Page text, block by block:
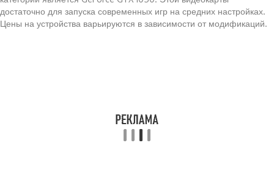
достаточно для запуска современных игр на средних настройках.
Цены на устройства варьируются в зависимости от модификаций.